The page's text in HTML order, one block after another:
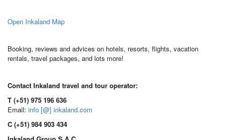
Open Inkaland Map
Booking, reviews and advices on hotels, resorts, flights, vacation
rentals, travel packages, and lots more!
Contact Inkaland travel and tour operator:
T (+51) 975 196 636
Email: info [@] inkaland.com
C (+51) 984 903 434